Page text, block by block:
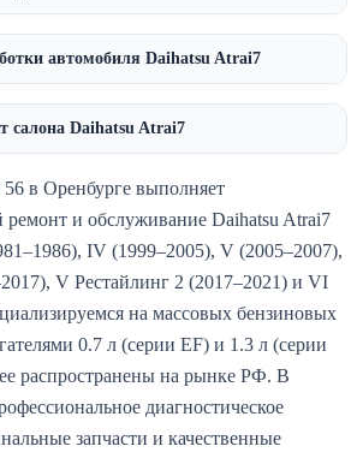
автомобиля Daihatsu Atrai7
салона Daihatsu Atrai7
в Оренбурге выполняет
и обслуживание Daihatsu Atrai7
IV (1999–2005), V (2005–2007),
V Рестайлинг 2 (2017–2021) и VI
на массовых бензиновых
0.7 л (серии EF) и 1.3 л (серии
распространены на рынке РФ. В
диагностическое
запчасти и качественные